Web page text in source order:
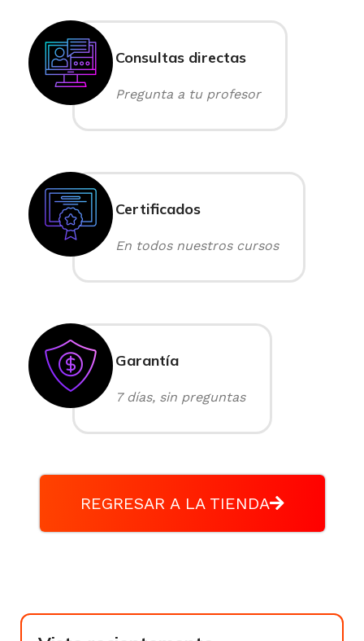
Consultas directas
Pregunta a tu profesor
Certificados
En todos nuestros cursos
Garantía
7 días, sin preguntas
REGRESAR A LA TIENDA